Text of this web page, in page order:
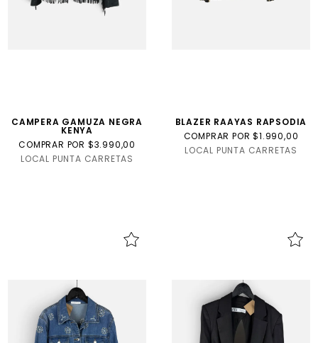
CAMPERA GAMUZA NEGRA
KENYA
COMPRAR POR $3.990,00
LOCAL PUNTA CARRETAS
BLAZER RAAYAS RAPSODIA
COMPRAR POR $1.990,00
LOCAL PUNTA CARRETAS